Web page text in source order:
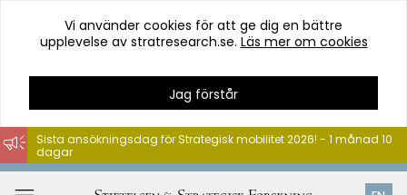
Hoppa
till
Vi använder cookies för att ge dig en bättre
upplevelse av stratresearch.se. Läs mer om cookies
Jag förstår
Sista ansökningsdag för Strategisk mobilitet 2026! - 1 månad 10
dagar